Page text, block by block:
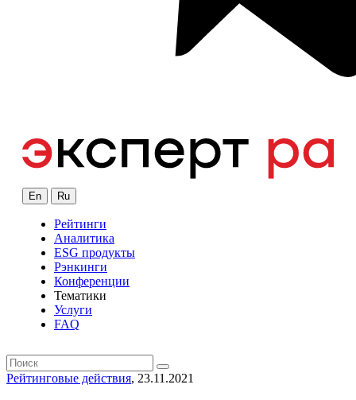
En Ru
Рейтинги
Аналитика
ESG продукты
Рэнкинги
Конференции
Тематики
Услуги
FAQ
Рейтинговые действия, 23.11.2021